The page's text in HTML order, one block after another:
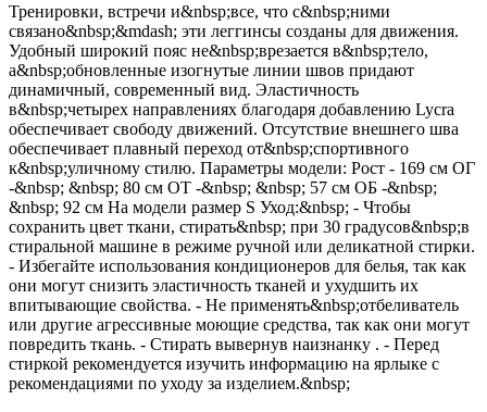
Тренировки, встречи и&nbsp;все, что с&nbsp;ними
связано&nbsp;&mdash; эти леггинсы созданы для движения.
Удобный широкий пояс не&nbsp;врезается в&nbsp;тело,
а&nbsp;обновленные изогнутые линии швов придают
динамичный, современный вид. Эластичность
в&nbsp;четырех направлениях благодаря добавлению Lycra
обеспечивает свободу движений. Отсутствие внешнего шва
обеспечивает плавный переход от&nbsp;спортивного
к&nbsp;уличному стилю. Параметры модели: Рост - 169 см ОГ
-&nbsp; &nbsp; 80 см ОТ -&nbsp; &nbsp; 57 см ОБ -&nbsp;
&nbsp; 92 см На модели размер S Уход:&nbsp; - Чтобы
сохранить цвет ткани, стирать&nbsp; при 30 градусов&nbsp;в
стиральной машине в режиме ручной или деликатной стирки.
- Избегайте использования кондиционеров для белья, так как
они могут снизить эластичность тканей и ухудшить их
впитывающие свойства. - Не применять&nbsp;отбеливатель
или другие агрессивные моющие средства, так как они могут
повредить ткань. - Стирать вывернув наизнанку . - Перед
стиркой рекомендуется изучить информацию на ярлыке с
рекомендациями по уходу за изделием.&nbsp;